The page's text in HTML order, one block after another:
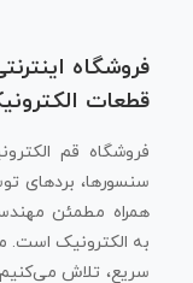
فروشگاه
قطعات
فروشگاه قم
سنسورها، بردهای
همراه مطمئن
به الکترونیک است.
سریع، تلاش می‌کنیم